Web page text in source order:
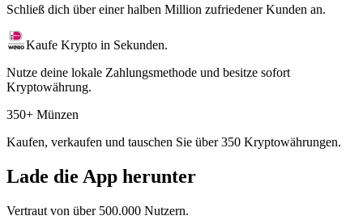
Schließ dich über einer halben Million zufriedener Kunden an.
Kaufe Krypto in Sekunden.
Nutze deine lokale Zahlungsmethode und besitze sofort
Kryptowährung.
350+ Münzen
Kaufen, verkaufen und tauschen Sie über 350 Kryptowährungen.
Lade die App herunter
Vertraut von über 500.000 Nutzern.